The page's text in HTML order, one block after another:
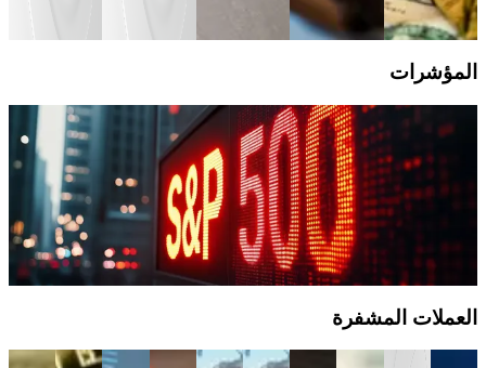
المؤشرات
Jan 27, 2025
ما هي أكثر المؤشرات تداولًا في عام 2024؟
تستعرض هذه المقالة أبرز مؤشرات الأسهم الأكثر تداولًا عالميًا خلال
دليل التداول المؤشرات
العملات المشفرة